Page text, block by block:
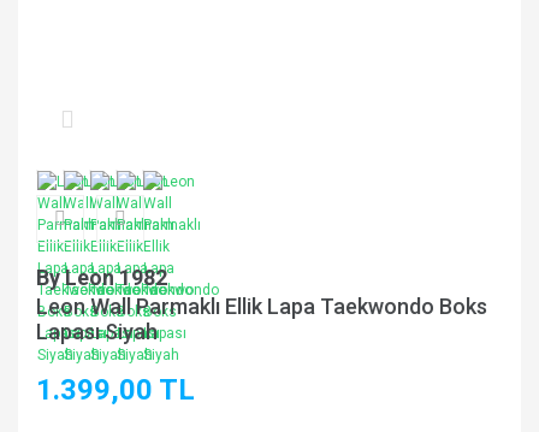
By Leon 1982
Leon Wall Parmaklı Ellik Lapa Taekwondo Boks
Lapası Siyah
1.399,00 TL